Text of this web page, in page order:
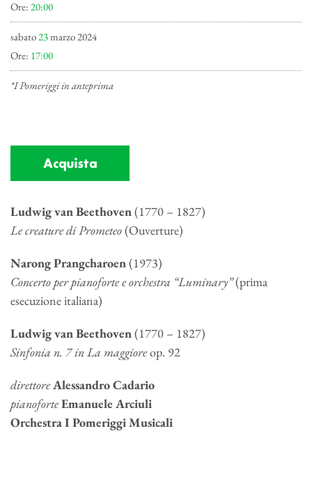
Ore: 20:00
sabato23marzo 2024
Ore: 17:00
*I Pomeriggi in anteprima
Acquista
Ludwig van Beethoven(1770 – 1827)
Le creature di Prometeo(Ouverture)
Narong Prangcharoen(1973)
Concerto per pianoforte e orchestra “Luminary”(prima
esecuzione italiana)
Ludwig van Beethoven(1770 – 1827)
Sinfonia n. 7 in La maggioreop. 92
direttoreAlessandro Cadario
pianoforteEmanuele Arciuli
Orchestra I Pomeriggi Musicali